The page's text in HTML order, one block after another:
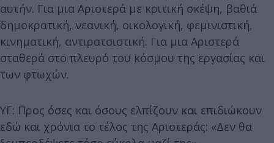
αυτήν. Για μια Αριστερά με κριτική σκέψη, βαθιά
δημοκρατική, νεανική, οικολογική, φεμινιστική,
κινηματική, αντιρατσιστική. Για μια Αριστερά
σταθερά στο πλευρό του κόσμου της εργασίας και
των φτωχών.
ΥΓ: Προς όσες και όσους ελπίζουν και επιδιώκουν
εδώ και χρόνια το τέλος της Αριστεράς: «Δεν θα